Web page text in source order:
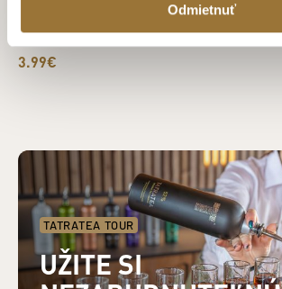
Odmietnuť
RUKAVICE
3.99€
TATRATEA TOUR
UŽITE SI